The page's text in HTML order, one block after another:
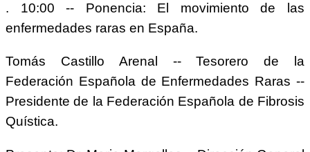
. 10:00 -- Ponencia: El movimiento de las
enfermedades raras en España.
Tomás Castillo Arenal -- Tesorero de la
Federación Española de Enfermedades Raras --
Presidente de la Federación Española de Fibrosis
Quística.